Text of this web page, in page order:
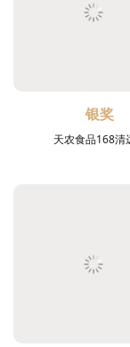
银奖
天农食品168清